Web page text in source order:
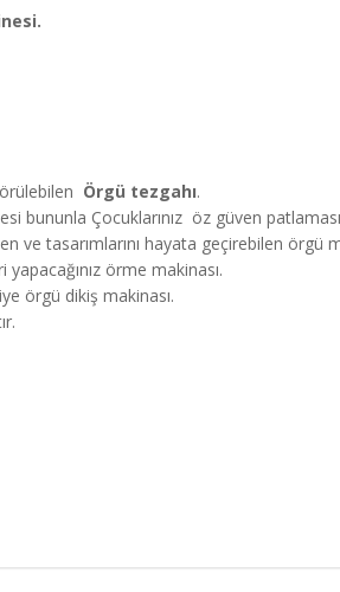
Örgü tezgahı.
bununla Çocuklarınız öz güven
ve tasarımlarını hayata geçirebilen örgü
örme makinası.
örgü dikiş makinası.